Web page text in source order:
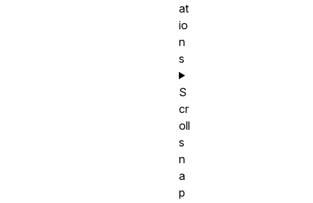
at
io
n
s
S
cr
oll
s
n
a
p